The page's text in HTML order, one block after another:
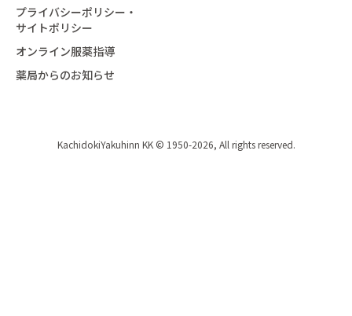
プライバシーポリシー・
サイトポリシー
オンライン服薬指導
薬局からのお知らせ
KachidokiYakuhinn KK © 1950-2026, All rights reserved.